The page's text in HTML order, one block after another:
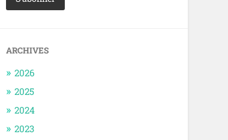
ARCHIVES
2026
2025
2024
2023